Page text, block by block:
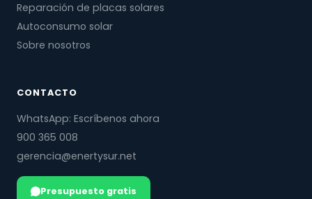
Reparación de placas solares
Autoconsumo solar
Sobre nosotros
CONTACTO
WhatsApp: Escríbenos ahora
900 365 008
gerencia@enertysur.net
Presupuesto gratis